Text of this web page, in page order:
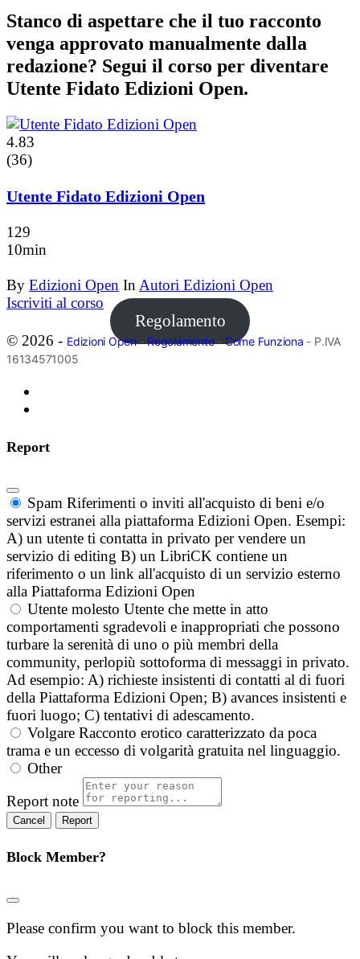
Stanco di aspettare che il tuo racconto
venga approvato manualmente dalla
redazione? Segui il corso per diventare
Utente Fidato Edizioni Open.
4.83
(36)
Utente Fidato Edizioni Open
129
10min
By Edizioni Open In Autori Edizioni Open
Iscriviti al corso
Regolamento
© 2026 - Edizioni Open-Regolamento-Come Funziona - P.IVA
16134571005
Report
Spam Riferimenti o inviti all'acquisto di beni e/o
servizi estranei alla piattaforma Edizioni Open. Esempi:
A) un utente ti contatta in privato per vendere un
servizio di editing B) un LibriCK contiene un
riferimento o un link all'acquisto di un servizio esterno
alla Piattaforma Edizioni Open
Utente molesto Utente che mette in atto
comportamenti sgradevoli e inappropriati che possono
turbare la serenità di uno o più membri della
community, perlopiù sottoforma di messaggi in privato.
Ad esempio: A) richieste insistenti di contatti al di fuori
della Piattaforma Edizioni Open; B) avances insistenti e
fuori luogo; C) tentativi di adescamento.
Volgare Racconto erotico caratterizzato da poca
trama e un eccesso di volgarità gratuita nel linguaggio.
Other
Report note
Report
Block Member?
Please confirm you want to block this member.